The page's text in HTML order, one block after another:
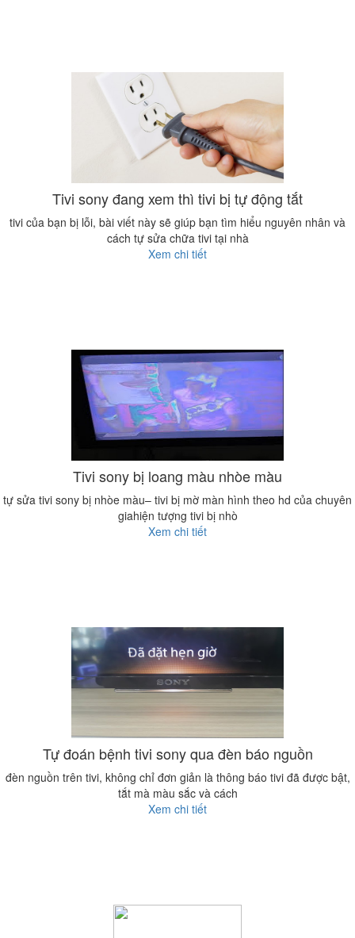
Tivi sony đang xem thì tivi bị tự động tắt
tivi của bạn bị lỗi, bài viết này sẽ giúp bạn tìm hiểu nguyên nhân và
cách tự sửa chữa tivi tại nhà
Xem chi tiết
Tivi sony bị loang màu nhòe màu
tự sửa tivi sony bị nhòe màu– tivi bị mờ màn hình theo hd của chuyên
giahiện tượng tivi bị nhò
Xem chi tiết
Tự đoán bệnh tivi sony qua đèn báo nguồn
đèn nguồn trên tivi, không chỉ đơn giản là thông báo tivi đã được bật,
tắt mà màu sắc và cách
Xem chi tiết